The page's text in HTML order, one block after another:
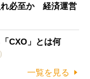
れ必至か 経済運営
CXO」とは何
一覧を見る